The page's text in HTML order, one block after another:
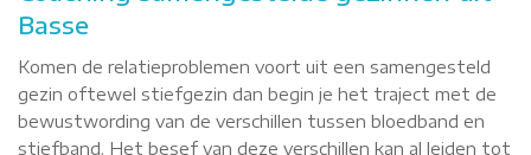
Basse
Komen de relatieproblemen voort uit een samengesteld
gezin oftewel stiefgezin dan begin je het traject met de
bewustwording van de verschillen tussen bloedband en
stiefband. Het besef van deze verschillen kan al leiden tot